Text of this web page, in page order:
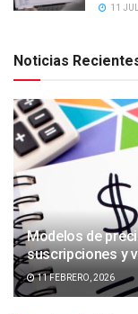
11
Noticias
Modelos de
suscripciones y
11 FEBRERO, 2026